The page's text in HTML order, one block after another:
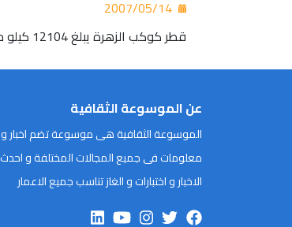
قطر كوكب الزهرة يبلغ 12104 كيلو مترات , وبه أخدود عمقه 2900متر, ويمثل جيل ماكسويل أعلى قمة فيه ارتفاعه 11800متر
عن الموسوعة الثقافية
الموسوعة الثقافية هى موسوعة تضم اخبار و
معلومات فى جميع المجالات المختلفة و احدث
الاخبار و اختبارات و الغاز تناسب جميع الاعمار